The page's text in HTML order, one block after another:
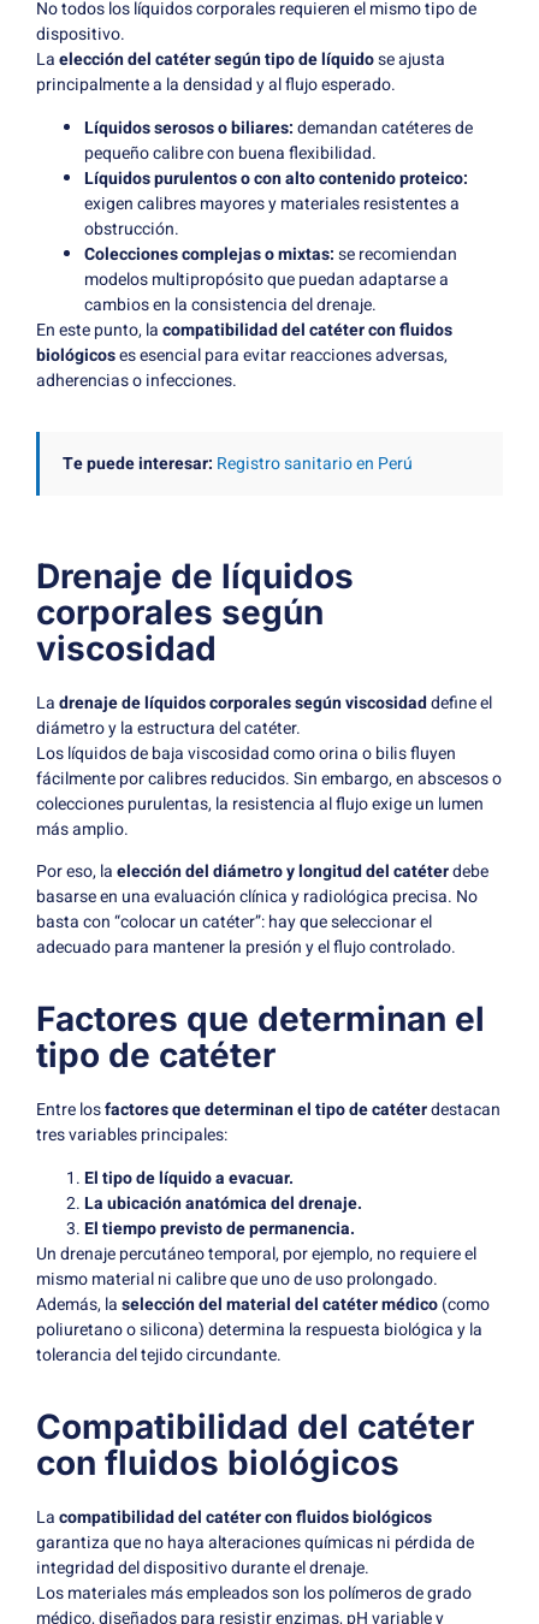
No todos los líquidos corporales requieren el mismo tipo de
dispositivo.
Laelección del catéter según tipo de líquidose ajusta
principalmente a la densidad y al flujo esperado.
Líquidos serosos o biliares:demandan catéteres de
pequeño calibre con buena flexibilidad.
Líquidos purulentos o con alto contenido proteico:
exigen calibres mayores y materiales resistentes a
obstrucción.
Colecciones complejas o mixtas:se recomiendan
modelos multipropósito que puedan adaptarse a
cambios en la consistencia del drenaje.
En este punto, lacompatibilidad del catéter con fluidos
biológicoses esencial para evitar reacciones adversas,
adherencias o infecciones.
Te puede interesar: Registro sanitario en Perú
Drenaje de líquidos
corporales según
viscosidad
Ladrenaje de líquidos corporales según viscosidaddefine el
diámetro y la estructura del catéter.
Los líquidos de baja viscosidad como orina o bilis fluyen
fácilmente por calibres reducidos. Sin embargo, en abscesos o
colecciones purulentas, la resistencia al flujo exige un lumen
más amplio.
Por eso, laelección del diámetro y longitud del catéterdebe
basarse en una evaluación clínica y radiológica precisa. No
basta con “colocar un catéter”: hay que seleccionar el
adecuado para mantener la presión y el flujo controlado.
Factores que determinan el
tipo de catéter
Entre losfactores que determinan el tipo de catéterdestacan
tres variables principales:
El tipo de líquido a evacuar.
La ubicación anatómica del drenaje.
El tiempo previsto de permanencia.
Un drenaje percutáneo temporal, por ejemplo, no requiere el
mismo material ni calibre que uno de uso prolongado.
Además, laselección del material del catéter médico(como
poliuretano o silicona) determina la respuesta biológica y la
tolerancia del tejido circundante.
Compatibilidad del catéter
con fluidos biológicos
Lacompatibilidad del catéter con fluidos biológicos
garantiza que no haya alteraciones químicas ni pérdida de
integridad del dispositivo durante el drenaje.
Los materiales más empleados son los polímeros de grado
médico, diseñados para resistir enzimas, pH variable y